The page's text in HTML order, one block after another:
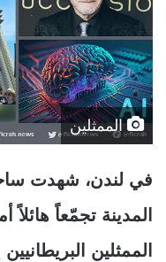
الممثلين
في لندن، شهدت
المدينة تجمّعاً
الممثلين